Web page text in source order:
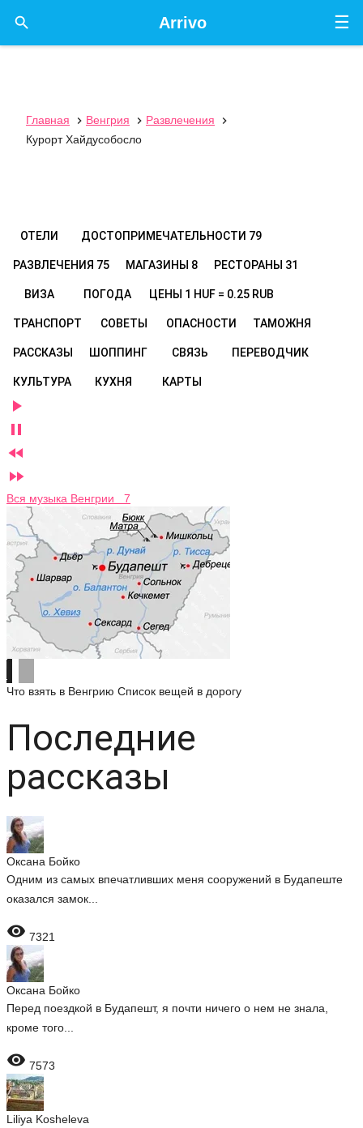
☰
Arrivo

Главная  Венгрия  Развлечения

Курорт Хайдусобосло
ОТЕЛИ ДОСТОПРИМЕЧАТЕЛЬНОСТИ 79
РАЗВЛЕЧЕНИЯ 75 МАГАЗИНЫ 8 РЕСТОРАНЫ 31
ВИЗА ПОГОДА ЦЕНЫ 1 HUF = 0.25 RUB
ТРАНСПОРТ СОВЕТЫ ОПАСНОСТИ ТАМОЖНЯ
РАССКАЗЫ ШОППИНГ СВЯЗЬ ПЕРЕВОДЧИК
КУЛЬТУРА КУХНЯ КАРТЫ




Вся музыка Венгрии 7
Что взять в Венгрию Список вещей в дорогу
Последние
рассказы
Оксана Бойко
Одним из самых впечатливших меня сооружений в Будапеште
оказался замок...
 7321
Оксана Бойко
Перед поездкой в Будапешт, я почти ничего о нем не знала,
кроме того...
 7573
Liliya Kosheleva